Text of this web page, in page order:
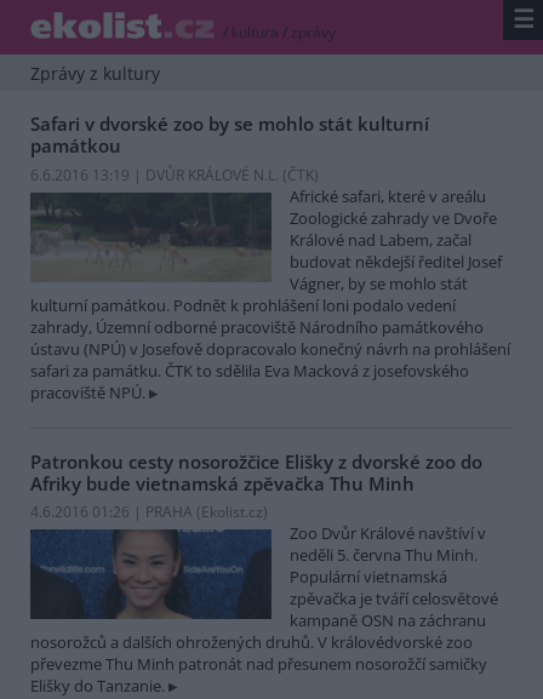
/ kultura / zprávy ☰
Zprávy z kultury
Safari v dvorské zoo by se mohlo stát kulturní
památkou
6.6.2016 13:19 | DVŮR KRÁLOVÉ N.L. (ČTK)
Africké safari, které v areálu
Zoologické zahrady ve Dvoře
Králové nad Labem, začal
budovat někdejší ředitel Josef
Vágner, by se mohlo stát
kulturní památkou. Podnět k prohlášení loni podalo vedení
zahrady, Územní odborné pracoviště Národního památkového
ústavu (NPÚ) v Josefově dopracovalo konečný návrh na prohlášení
safari za památku. ČTK to sdělila Eva Macková z josefovského
pracoviště NPÚ.
Patronkou cesty nosorožčice Elišky z dvorské zoo do
Afriky bude vietnamská zpěvačka Thu Minh
4.6.2016 01:26 | PRAHA (Ekolist.cz)
Zoo Dvůr Králové navštíví v
neděli 5. června Thu Minh.
Populární vietnamská
zpěvačka je tváří celosvětové
kampaně OSN na záchranu
nosorožců a dalších ohrožených druhů. V královédvorské zoo
převezme Thu Minh patronát nad přesunem nosorožčí samičky
Elišky do Tanzanie.